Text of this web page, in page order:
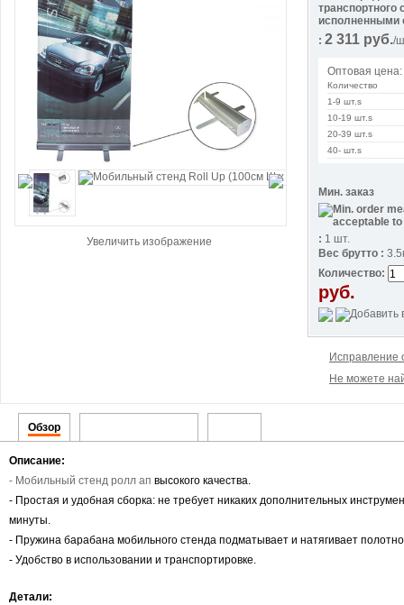
Увеличить изображение
: 2 311 руб./
Оптовая цена:
Количество
1-9 шт.s
10-19 шт.s
20-39 шт.s
40- шт.s
Мин. заказ
: 1 шт.
Вес брутто :
Количество:
руб.
Исправление
Не можете
Обзор
Описание:
- Мобильный стенд ролл ап высокого качества.
- Простая и удобная сборка: не требует никаких дополнительных
минуты.
- Пружина барабана мобильного стенда подматывает и натягивает
- Удобство в использовании и транспортировке.
Детали: